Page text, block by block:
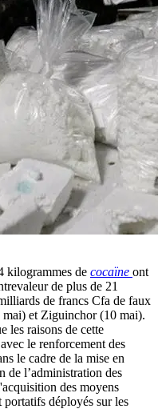
kilogrammes de cocaïne ont
de plus de 21
de francs Cfa de faux
et Ziguinchor (10 mai).
les raisons de cette
le renforcement des
le cadre de la mise en
de l’administration des
des moyens
déployés sur les